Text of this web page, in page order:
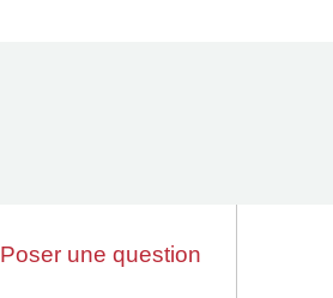
Poser une question